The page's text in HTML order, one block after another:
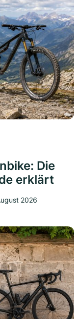
Die
erklärt
2026